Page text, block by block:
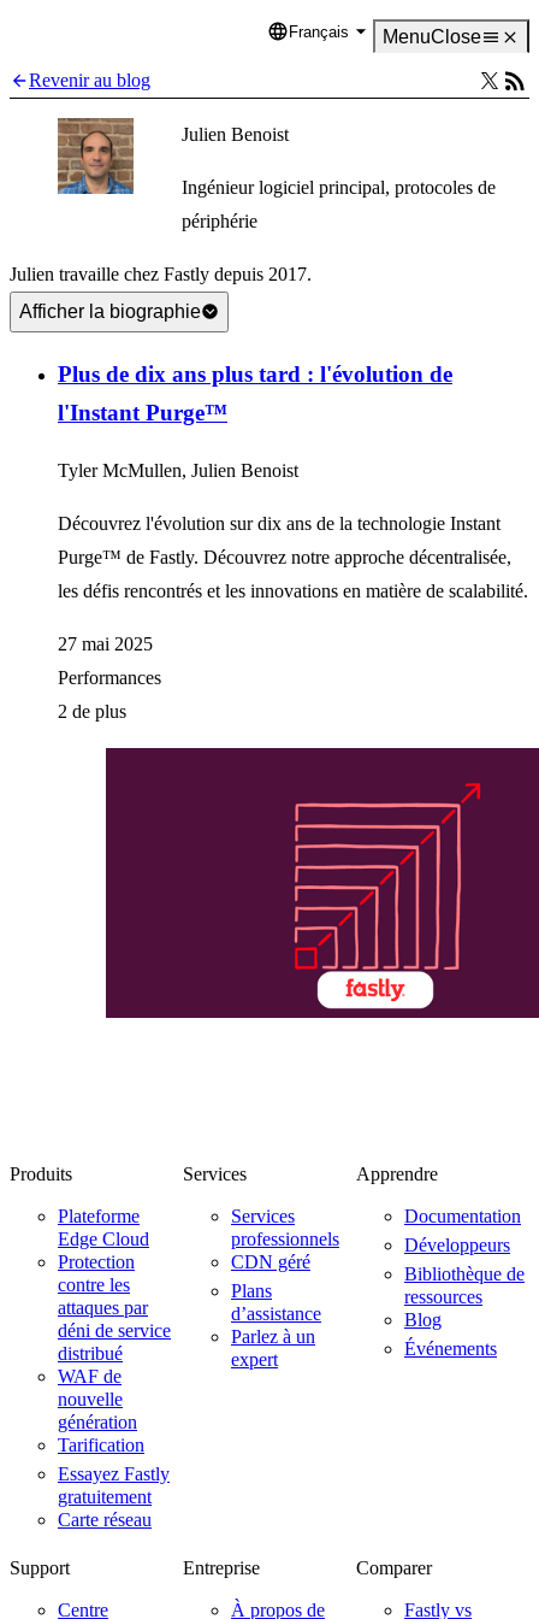
Language
Français MenuClose
Revenir au blog
Julien Benoist
Ingénieur logiciel principal, protocoles de
périphérie
Julien travaille chez Fastly depuis 2017.
Afficher la biographie
Plus de dix ans plus tard : l'évolution de
l'Instant Purge™
Tyler McMullen, Julien Benoist
Découvrez l'évolution sur dix ans de la technologie Instant
Purge™ de Fastly. Découvrez notre approche décentralisée,
les défis rencontrés et les innovations en matière de scalabilité.
27 mai 2025
Performances
2 de plus
Produits
Plateforme
Edge Cloud
Protection
contre les
attaques par
déni de service
distribué
WAF de
nouvelle
génération
Tarification
Essayez Fastly
gratuitement
Carte réseau
Services
Services
professionnels
CDN géré
Plans
d’assistance
Parlez à un
expert
Apprendre
Documentation
Développeurs
Bibliothèque de
ressources
Blog
Événements
Support
Centre
Entreprise
À propos de
Comparer
Fastly vs